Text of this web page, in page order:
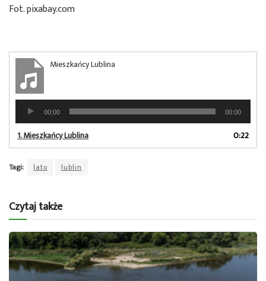
Fot. pixabay.com
Mieszkańcy Lublina
Odtwarzacz
plików
dźwiękowych
00:00 00:00
1.Mieszkańcy Lublina 0:22
Tagi: lato lublin
Czytaj także